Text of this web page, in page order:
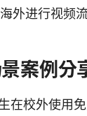
外进行视频
案例分
在校外使用